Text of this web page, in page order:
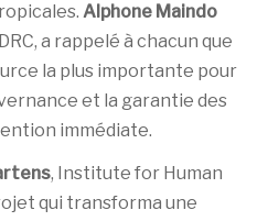
Alphone Maindo
a rappelé à chacun que
la plus importante pour
et la garantie des
immédiate.
, Institute for Human
qui transforma une